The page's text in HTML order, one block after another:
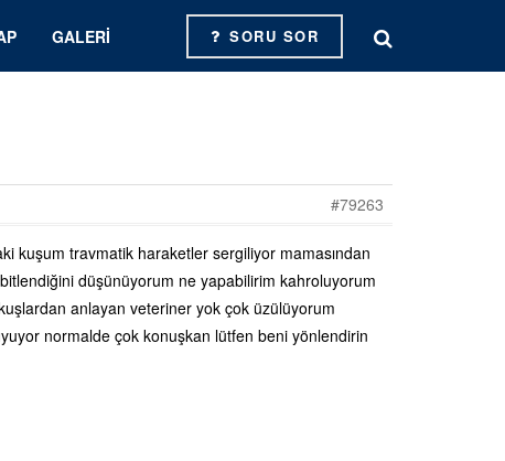
GALERI SORU SOR
#79263
kuşum travmatik haraketler sergiliyor mamasından
düşünüyorum ne yapabilirim kahroluyorum
anlayan veteriner yok çok üzülüyorum
normalde çok konuşkan lütfen beni yönlendirin